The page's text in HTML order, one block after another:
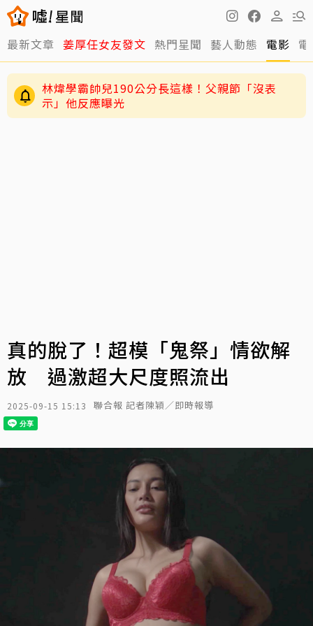
最新文章 姜厚任女友發文 熱門星聞 藝人動態 電影
林煒學霸帥兒190公分長這樣！父親節「沒表
示」他反應曝光
真的脫了！超模「鬼祭」情欲解
放 過激超大尺度照流出
2025-09-15 15:13 聯合報 記者陳穎／即時報導